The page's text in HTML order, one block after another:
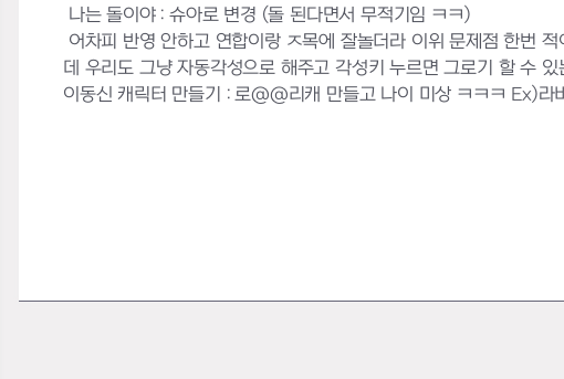
나는 돌이야 : 슈아로 변경 (돌 된다면서 무적기임 ㅋㅋ)
어차피 반영 안하고 연합이랑 ㅈ목에 잘놀더라 이위 문제점 한번
데 우리도 그냥 자동각성으로 해주고 각성키 누르면 그로기 할 수 있
이동신 캐릭터 만들기 : 로@@리캐 만들고 나이 미상 ㅋㅋㅋ Ex)라